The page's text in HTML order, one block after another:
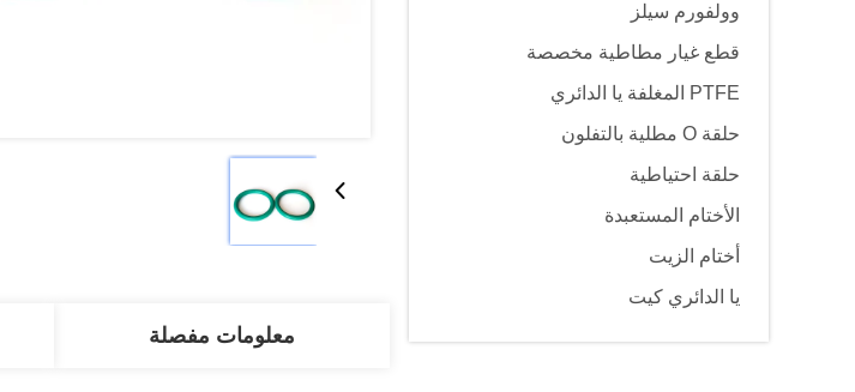
وولفورم سيلز
قطع غيار مطاطية مخصصة
PTFE المغلفة يا الدائري
حلقة O مطلية بالتفلون
حلقة احتياطية
الأختام المستعبدة
أختام الزيت
يا الدائري كيت
معلومات مفصلة